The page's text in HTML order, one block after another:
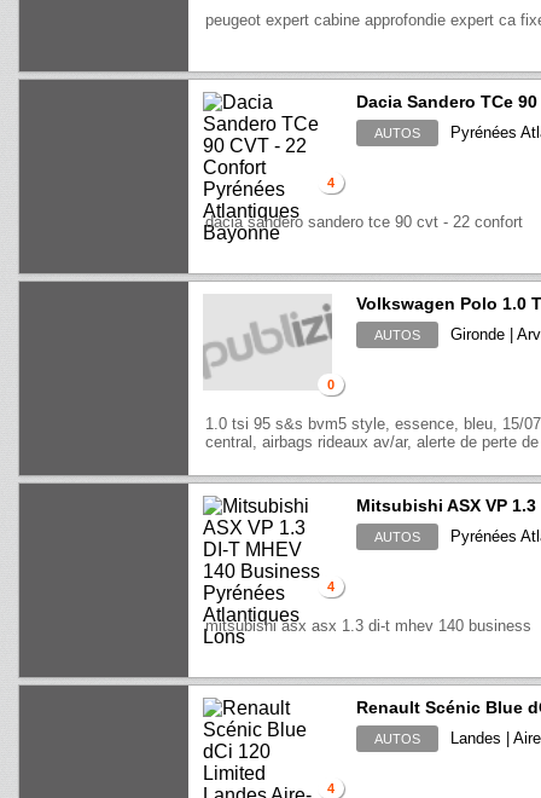
peugeot expert cabine approfondie expert ca
4
Dacia Sandero TCe
AUTOS Pyrénées
dacia sandero sandero tce 90 cvt - 22 confort
0
Volkswagen Polo 1.0
AUTOS Gironde |
1.0 tsi 95 s&s bvm5 style, essence, bleu, 15/
central, airbags rideaux av/ar, alerte de perte
4
Mitsubishi ASX VP
AUTOS Pyrénées
mitsubishi asx asx 1.3 di-t mhev 140 business
4
Renault Scénic Blue
AUTOS Landes |